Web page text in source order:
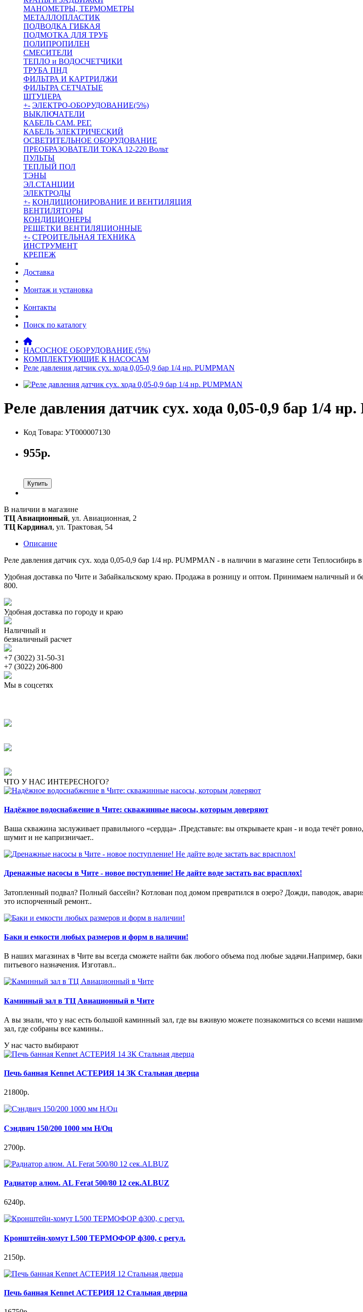
МАНОМЕТРЫ, ТЕРМОМЕТРЫ
МЕТАЛЛОПЛАСТИК
ПОДВОДКА ГИБКАЯ
ПОДМОТКА ДЛЯ ТРУБ
ПОЛИПРОПИЛЕН
СМЕСИТЕЛИ
ТЕПЛО и ВОДОСЧЕТЧИКИ
ТРУБА ПНД
ФИЛЬТРА И КАРТРИДЖИ
ФИЛЬТРА СЕТЧАТЫЕ
ШТУЦЕРА
+- ЭЛЕКТРО-ОБОРУДОВАНИЕ(5%)
ВЫКЛЮЧАТЕЛИ
КАБЕЛЬ САМ. РЕГ.
КАБЕЛЬ ЭЛЕКТРИЧЕСКИЙ
ОСВЕТИТЕЛЬНОЕ ОБОРУДОВАНИЕ
ПРЕОБРАЗОВАТЕЛИ ТОКА 12-220 Вольт
ПУЛЬТЫ
ТЕПЛЫЙ ПОЛ
ТЭНЫ
ЭЛ.СТАНЦИИ
ЭЛЕКТРОДЫ
+- КОНДИЦИОНИРОВАНИЕ И ВЕНТИЛЯЦИЯ
ВЕНТИЛЯТОРЫ
КОНДИЦИОНЕРЫ
РЕШЕТКИ ВЕНТИЛЯЦИОННЫЕ
+- СТРОИТЕЛЬНАЯ ТЕХНИКА
ИНСТРУМЕНТ
КРЕПЕЖ
Доставка
Монтаж и установка
Контакты
Поиск по каталогу
НАСОСНОЕ ОБОРУДОВАНИЕ (5%)
КОМПЛЕКТУЮЩИЕ К НАСОСАМ
Реле давления датчик сух. хода 0,05-0,9 бар 1/4 нр. PUMPMAN
Реле давления датчик сух. хода 0,05-0,9 бар 1/4
Код Товара: УТ000007130
955р.
Купить
В наличии в магазине
ТЦ Авиационный, ул. Авиационная, 2
ТЦ Кардинал, ул. Трактовая, 54
Описание
Реле давления датчик сух. хода 0,05-0,9 бар 1/4 нр. PUMPMAN - в наличии в магазине сети Теплосибирь
Удобная доставка по Чите и Забайкальскому краю. Продажа в розницу и оптом. Принимаем наличный и
800.
Удобная доставка по городу и краю
Наличный и
безналичный расчет
+7 (3022) 31-50-31
+7 (3022) 206-800
Мы в соцсетях
ЧТО У НАС ИНТЕРЕСНОГО?
Надёжное водоснабжение в Чите: скважинные насосы, которым доверяют
Ваша скважина заслуживает правильного «сердца» .Представьте: вы открываете кран - и вода течёт
шумит и не капризничает..
Дренажные насосы в Чите - новое поступление! Не дайте воде застать вас врасплох!
Затопленный подвал? Полный бассейн? Котлован под домом превратился в озеро? Дожди, паводок,
это испорченный ремонт..
Баки и емкости любых размеров и форм в наличии!
В наших магазинах в Чите вы всегда сможете найти бак любого объема под любые задачи.Например,
питьевого назначения. Изготавл..
Каминный зал в ТЦ Авиационный в Чите
А вы знали, что у нас есть большой каминный зал, где вы вживую можете познакомиться со всеми
зал, где собраны все камины..
У нас часто выбирают
Печь банная Kennet АСТЕРИЯ 14 ЗК Стальная дверца
21800р.
Сэндвич 150/200 1000 мм Н/Оц
2700р.
Радиатор алюм. AL Ferat 500/80 12 сек.ALBUZ
6240р.
Кронштейн-хомут L500 ТЕРМОФОР ф300, с регул.
2150р.
Печь банная Kennet АСТЕРИЯ 12 Стальная дверца